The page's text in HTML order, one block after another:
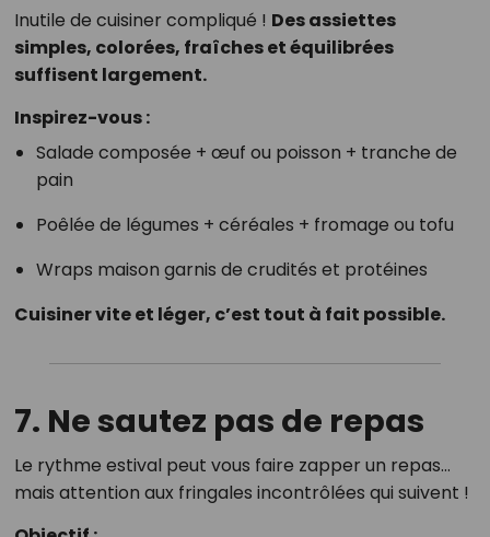
Inutile de cuisiner compliqué ! Des assiettes
simples, colorées, fraîches et équilibrées
suffisent largement.
Inspirez-vous :
Salade composée + œuf ou poisson + tranche de
pain
Poêlée de légumes + céréales + fromage ou tofu
Wraps maison garnis de crudités et protéines
Cuisiner vite et léger, c’est tout à fait possible.
7. Ne sautez pas de repas
Le rythme estival peut vous faire zapper un repas…
mais attention aux fringales incontrôlées qui suivent !